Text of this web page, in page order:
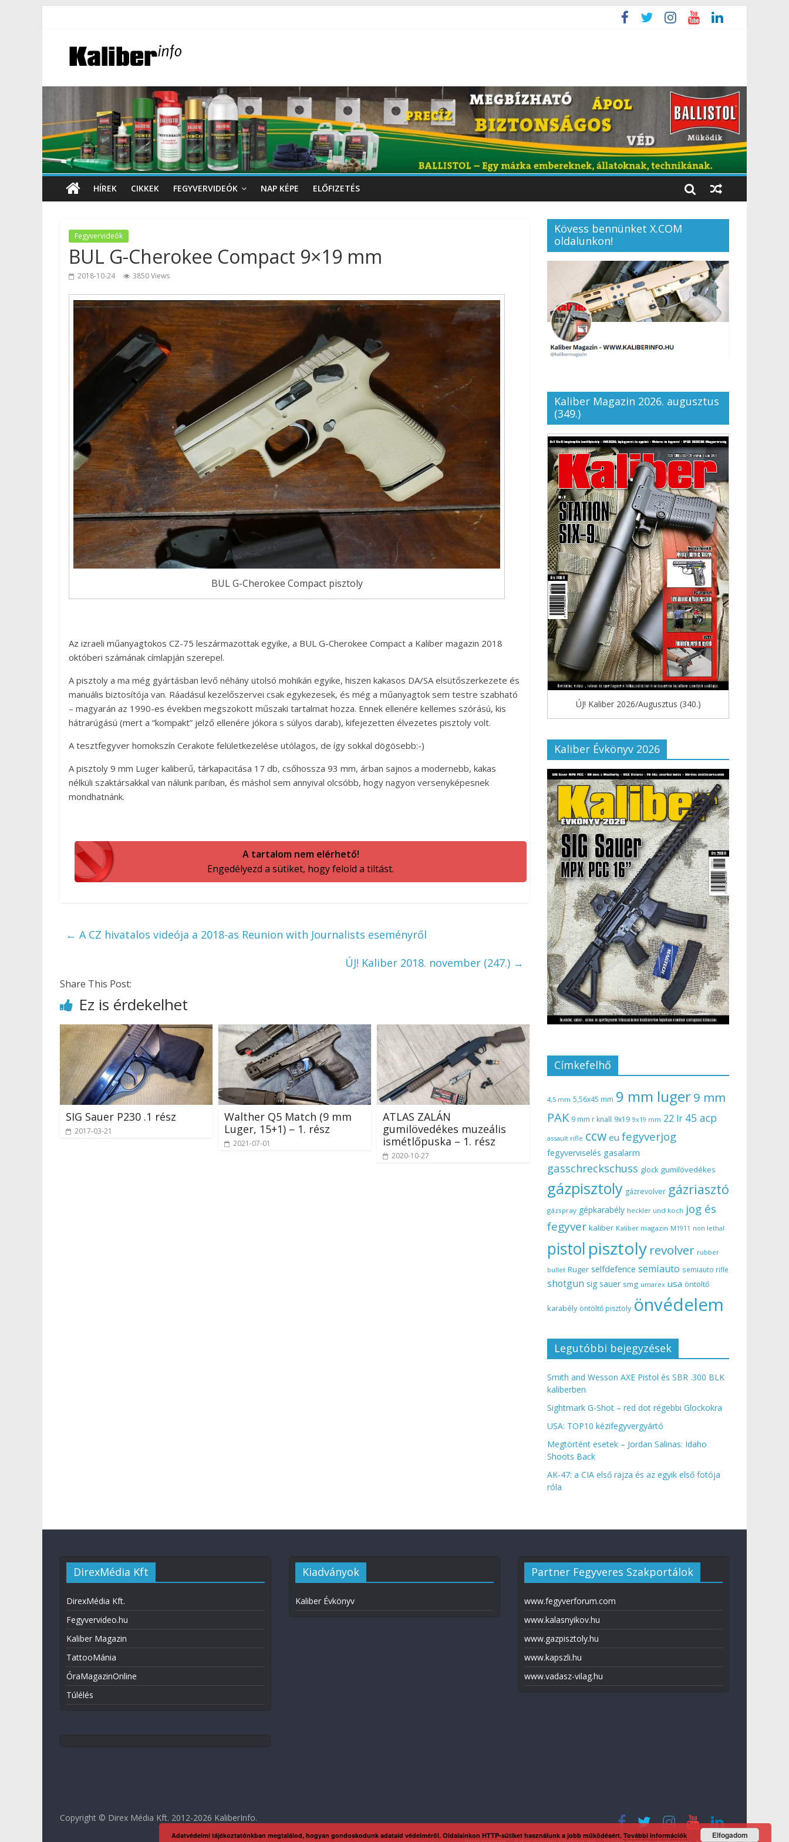
HÍREK CIKKEK FEGYVERVIDEÓK NAP KÉPE ELŐFIZETÉS
Fegyvervideók
BUL G-Cherokee Compact 9×19 mm
2018-10-24 3850 Views
BUL G-Cherokee Compact pisztoly
Az izraeli műanyagtokos CZ-75 leszármazottak egyike, a BUL G-Cherokee Compact a Kaliber magazin 2018
októberi számának címlapján szerepel.
A pisztoly a ma még gyártásban levő néhány utolsó mohikán egyike, hiszen kakasos DA/SA elsütőszerkezete és
manuális biztosítója van. Ráadásul kezelőszervei csak egykezesek, és még a műanyagtok sem testre szabható
– magyarán az 1990-es években megszokott műszaki tartalmat hozza. Ennek ellenére kellemes szórású, kis
hátrarúgású (mert a “kompakt” jelző ellenére jókora s súlyos darab), kifejezetten élvezetes pisztoly volt.
A tesztfegyver homokszín Cerakote felületkezelése utólagos, de így sokkal dögösebb:-)
A pisztoly 9 mm Luger kaliberű, tárkapacitása 17 db, csőhossza 93 mm, árban sajnos a modernebb, kakas
nélküli szaktársakkal van nálunk pariban, és máshol sem annyival olcsóbb, hogy nagyon versenyképesnek
mondhatnánk.
A tartalom nem elérhető!
Engedélyezd a sütiket, hogy felold a tiltást.
← A CZ hivatalos videója a 2018-as Reunion with Journalists eseményről
ÚJ! Kaliber 2018. november (247.) →
Share This Post:
Ez is érdekelhet
SIG Sauer P230 .1 rész
2017-03-21
Walther Q5 Match (9 mm
Luger, 15+1) – 1. rész
2021-07-01
ATLAS ZALÁN
gumilövedékes muzeális
ismétlőpuska – 1. rész
2020-10-27
Kövess bennünket X.COM
oldalunkon!
Kaliber Magazin 2026. augusztus
(349.)
ÚJ! Kaliber 2026/Augusztus (340.)
Kaliber Évkönyv 2026
Címkefelhő
4,5 mm 5,56x45 mm 9 mm luger9 mm
PAK 9 mm r knall 9x19 9x19 mm 22 lr 45 acp
assault rifle ccw eu fegyverjog
fegyverviselés gasalarm
gasschreckschuss glock gumilövedékes
gázpisztoly gázrevolver gázriasztó
gázspray gépkarabély heckler und koch jog és
fegyver kaliber Kaliber magazin M1911 non lethal
pistol pisztoly revolver rubber
bullet Ruger selfdefence semiauto semiauto rifle
shotgun sig sauer smg umarex usa öntöltő
karabély öntöltő pisztoly önvédelem
Legutóbbi bejegyzések
Smith and Wesson AXE Pistol és SBR .300 BLK
kaliberben
Sightmark G-Shot – red dot régebbi Glockokra
USA: TOP10 kézifegyvergyártó
Megtörtént esetek – Jordan Salinas: Idaho
Shoots Back
AK-47: a CIA első rajza és az egyik első fotója
róla
DirexMédia Kft
DirexMédia Kft.
Fegyvervideo.hu
Kaliber Magazin
TattooMánia
ÓraMagazinOnline
Túlélés
Kiadványok
Kaliber Évkönyv
Partner Fegyveres Szakportálok
www.fegyverforum.com
www.kalasnyikov.hu
www.gazpisztoly.hu
www.kapszli.hu
www.vadasz-vilag.hu
Copyright © Direx Média Kft. 2012-2026 KaliberInfo.
Adatvédelmi tájékoztatónkban megtalálod, hogyan gondoskodunk adataid védelméről. Oldalainkon HTTP-sütiket használunk a jobb működésért. További információk Elfogadom